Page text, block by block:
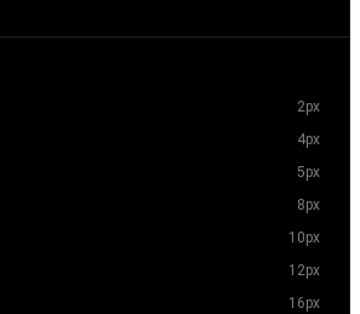
2px
4px
5px
8px
10px
12px
16px